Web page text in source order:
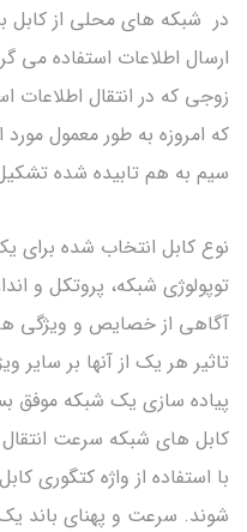
در شبکه های محلی از کابل
ارسال اطلاعات استفاده می
زوجی که در انتقال اطلاعات
سیم به هم تابیده شده
نوع کابل انتخاب شده برای
توپولوژی شبکه، پروتکل و
آگاهی از خصایص و ویژگی
تاثیر هر یک از آنها بر
پیاده سازی یک شبکه موفق
کابل های شبکه سرعت
با استفاده از واژه کتگوری